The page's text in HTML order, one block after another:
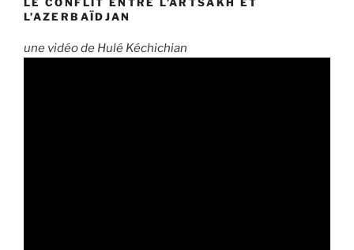
L’AZERBAÏDJAN
une vidéo de Hulé Kéchichian